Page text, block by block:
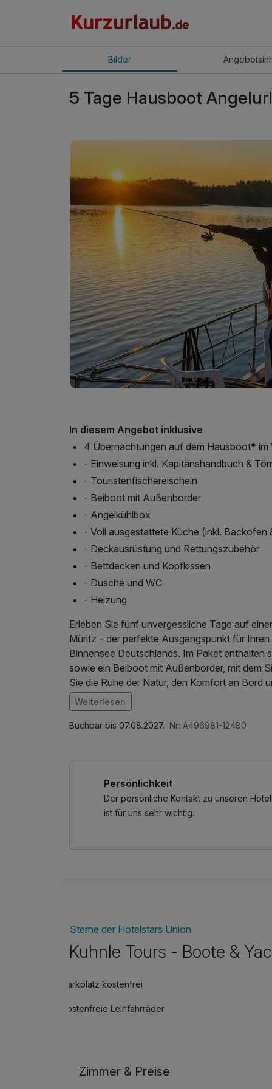
Bilder Angebot
5 Tage Hausboot
In diesem Angebot inklusive
4 Übernachtungen auf dem Hausboot* im
- Einweisung inkl. Kapitänshandbuch &
- Touristenfischereischein
- Beiboot mit Außenborder
- Angelkühlbox
- Voll ausgestattete Küche (inkl. Backofen
- Deckausrüstung und Rettungszubehör
- Bettdecken und Kopfkissen
- Dusche und WC
- Heizung
Erleben Sie fünf unvergessliche Tage auf
Müritz – der perfekte Ausgangspunkt für
Binnensee Deutschlands. Im Paket enthalten
sowie ein Beiboot mit Außenborder, mit dem
Sie die Ruhe der Natur, den Komfort an Bord
*Voll ausgestattetes Hausboot mit Küche,
Weiterlesen
Buchbar bis 07.08.2027. Nr: A496981-12480
Persönlichkeit
Der persönliche Kontakt zu unseren
ist für uns sehr wichtig.
Sterne der Hotelstars Union
Kuhnle Tours - Boote &
Parkplatz kostenfrei
kostenfreie Leihfahrräder
Zimmer & Preise